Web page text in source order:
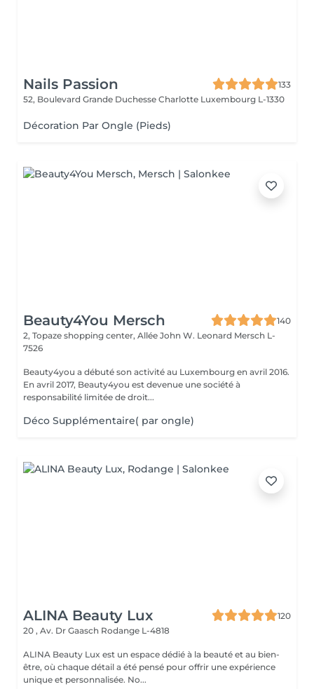
Nails Passion
133
52, Boulevard Grande Duchesse Charlotte Luxembourg L-1330
Décoration Par Ongle (Pieds)
Beauty4You Mersch
140
2, Topaze shopping center, Allée John W. Leonard Mersch L-
7526
Beauty4you a débuté son activité au Luxembourg en avril 2016.
En avril 2017, Beauty4you est devenue une société à
responsabilité limitée de droit...
Déco Supplémentaire( par ongle)
ALINA Beauty Lux
120
20 , Av. Dr Gaasch Rodange L-4818
ALINA Beauty Lux est un espace dédié à la beauté et au bien-
être, où chaque détail a été pensé pour offrir une expérience
unique et personnalisée. No...